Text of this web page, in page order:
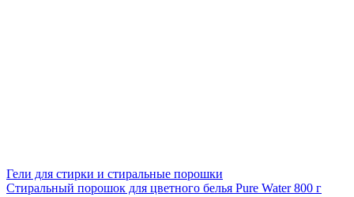
Гели для стирки и стиральные порошки
Стиральный порошок для цветного белья Pure Water 800 г